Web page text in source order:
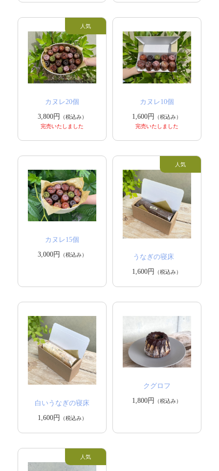
カヌレ20個
3,800円
（税込み）
完売いたしました
カヌレ10個
1,600円
（税込み）
完売いたしました
カヌレ15個
3,000円
（税込み）
うなぎの寝床
1,600円
（税込み）
白いうなぎの寝床
1,600円
（税込み）
クグロフ
1,800円
（税込み）